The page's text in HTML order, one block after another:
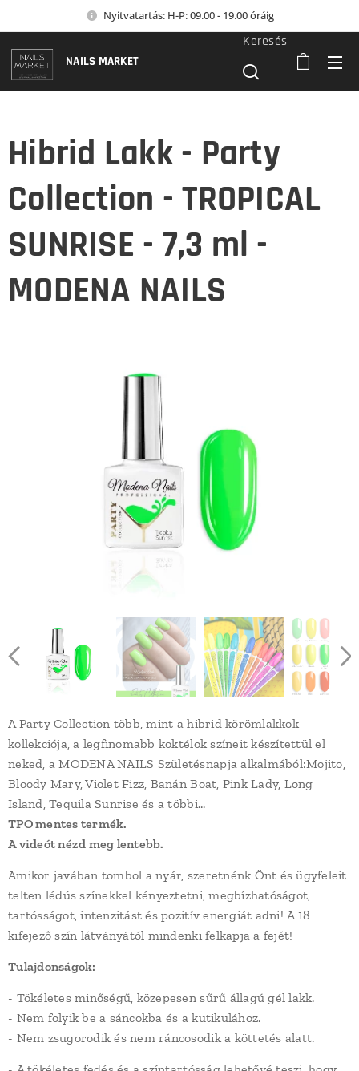
Nyitvatartás: H-P: 09.00 - 19.00 óráig
NAILS MARKET
Keresés
Hibrid Lakk - Party
Collection - TROPICAL
SUNRISE - 7,3 ml -
MODENA NAILS
A Party Collection több, mint a hibrid körömlakkok
kollekciója, a legfinomabb koktélok színeit készítettül el
neked, a MODENA NAILS Születésnapja alkalmából:Mojito,
Bloody Mary, Violet Fizz, Banán Boat, Pink Lady, Long
Island, Tequila Sunrise és a többi...
TPO mentes termék.
A videót nézd meg lentebb.
Amikor javában tombol a nyár, szeretnénk Önt és ügyfeleit
telten lédús színekkel kényeztetni, megbízhatóságot,
tartósságot, intenzitást és pozitív energiát adni! A 18
kifejező szín látványától mindenki felkapja a fejét!
Tulajdonságok:
- Tökéletes minőségű, közepesen sűrű állagú gél lakk.
- Nem folyik be a sáncokba és a kutikulához.
- Nem zsugorodik és nem ráncosodik a köttetés alatt.